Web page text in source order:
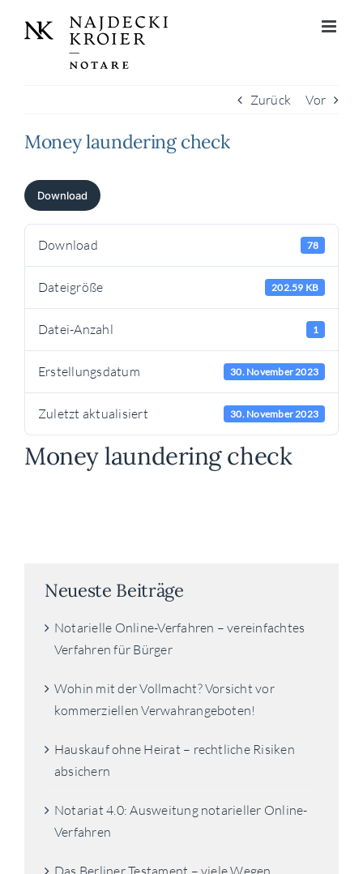
Inhalt
Zurück Vor
Money laundering check
Download
Download 78
Dateigröße 202.59 KB
Datei-Anzahl 1
Erstellungsdatum 30. November 2023
Zuletzt aktualisiert 30. November 2023
Money laundering check
Neueste Beiträge
Notarielle Online-Verfahren – vereinfachtes
Verfahren für Bürger
Wohin mit der Vollmacht? Vorsicht vor
kommerziellen Verwahrangeboten!
Hauskauf ohne Heirat – rechtliche Risiken
absichern
Notariat 4.0: Ausweitung notarieller Online-
Verfahren
Das Berliner Testament – viele Wegen